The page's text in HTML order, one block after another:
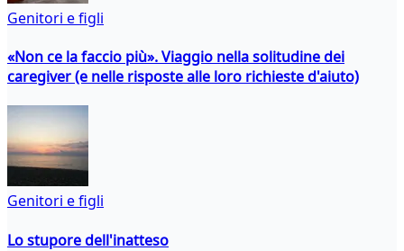
Genitori e figli
«Non ce la faccio più». Viaggio nella solitudine dei
caregiver (e nelle risposte alle loro richieste d'aiuto)
Genitori e figli
Lo stupore dell'inatteso